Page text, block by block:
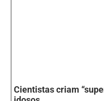
Cientistas criam